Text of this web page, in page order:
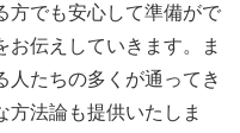
方でも安心して準備がで
お伝えしていきます。ま
人たちの多くが通ってき
方法論も提供いたしま